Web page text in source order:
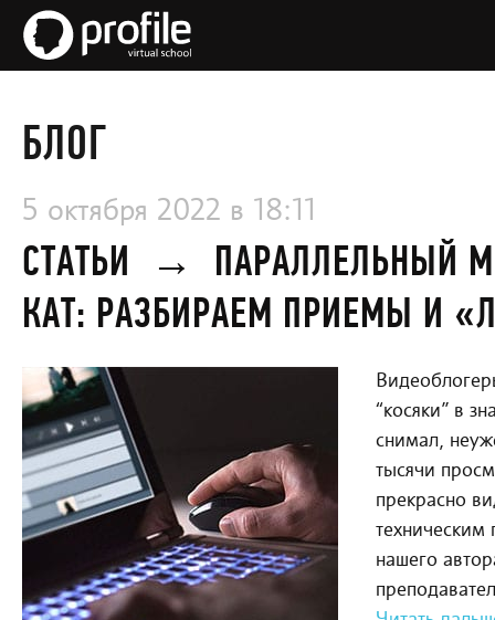
БЛОГ
5 октября 2022 в 18:11
СТАТЬИ →
ПАРАЛЛЕЛЬНЫЙ
КАТ: РАЗБИРАЕМ ПРИЕМЫ И
“косяки” в
снимал,
тысячи
прекрасно
техническим
нашего